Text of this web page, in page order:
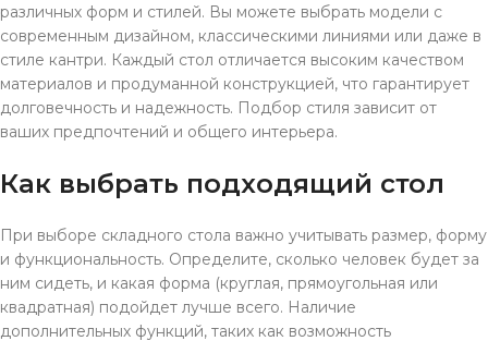
различных форм и стилей. Вы можете выбрать модели с
современным дизайном, классическими линиями или даже в
стиле кантри. Каждый стол отличается высоким качеством
материалов и продуманной конструкцией, что гарантирует
долговечность и надежность. Подбор стиля зависит от
ваших предпочтений и общего интерьера.
Как выбрать подходящий стол
При выборе складного стола важно учитывать размер, форму
и функциональность. Определите, сколько человек будет за
ним сидеть, и какая форма (круглая, прямоугольная или
квадратная) подойдет лучше всего. Наличие
дополнительных функций, таких как возможность